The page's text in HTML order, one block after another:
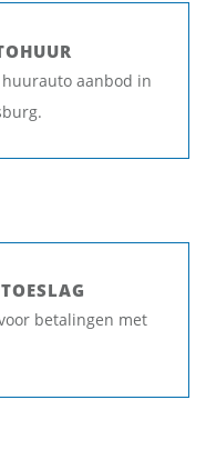
aanbod in
betalingen met